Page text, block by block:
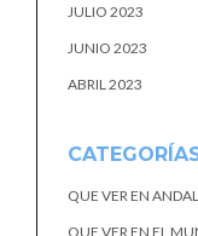
JULIO 2023
JUNIO 2023
ABRIL 2023
QUE VER EN
QUE VER EN EL